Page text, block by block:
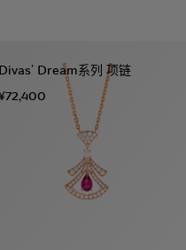
Divas’ Dream系列 项链